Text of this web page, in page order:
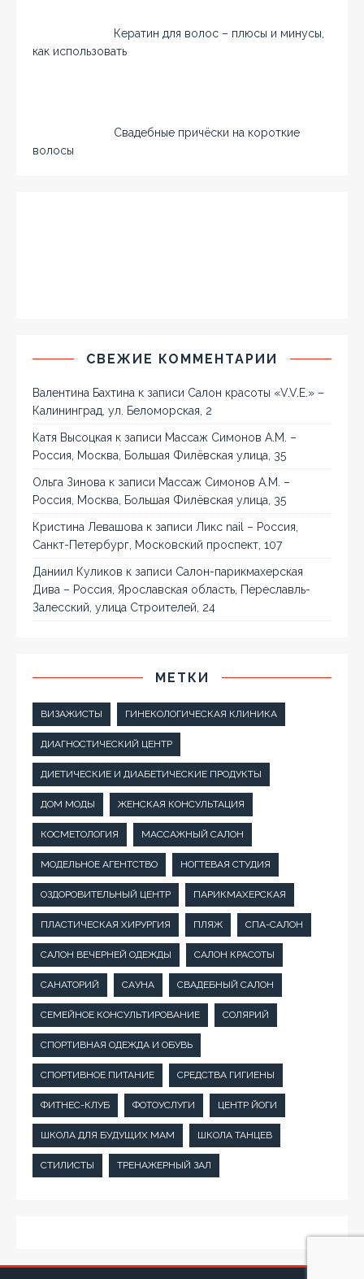
Кератин для волос – плюсы и минусы,
как использовать
Свадебные причёски на короткие
волосы
СВЕЖИЕ КОММЕНТАРИИ
Валентина Бахтина к записи Салон красоты «V.V.E.» –
Калининград, ул. Беломорская, 2
Катя Высоцкая к записи Массаж Симонов А.М. –
Россия, Москва, Большая Филёвская улица, 35
Ольга Зинова к записи Массаж Симонов А.М. –
Россия, Москва, Большая Филёвская улица, 35
Кристина Левашова к записи Ликс nail – Россия,
Санкт-Петербург, Московский проспект, 107
Даниил Куликов к записи Салон-парикмахерская
Дива – Россия, Ярославская область, Переславль-
Залесский, улица Строителей, 24
МЕТКИ
ВИЗАЖИСТЫ ГИНЕКОЛОГИЧЕСКАЯ КЛИНИКА
ДИАГНОСТИЧЕСКИЙ ЦЕНТР
ДИЕТИЧЕСКИЕ И ДИАБЕТИЧЕСКИЕ ПРОДУКТЫ
ДОМ МОДЫ ЖЕНСКАЯ КОНСУЛЬТАЦИЯ
КОСМЕТОЛОГИЯ МАССАЖНЫЙ САЛОН
МОДЕЛЬНОЕ АГЕНТСТВО НОГТЕВАЯ СТУДИЯ
ОЗДОРОВИТЕЛЬНЫЙ ЦЕНТР ПАРИКМАХЕРСКАЯ
ПЛАСТИЧЕСКАЯ ХИРУРГИЯ ПЛЯЖ СПА-САЛОН
САЛОН ВЕЧЕРНЕЙ ОДЕЖДЫ САЛОН КРАСОТЫ
САНАТОРИЙ САУНА СВАДЕБНЫЙ САЛОН
СЕМЕЙНОЕ КОНСУЛЬТИРОВАНИЕ СОЛЯРИЙ
СПОРТИВНАЯ ОДЕЖДА И ОБУВЬ
СПОРТИВНОЕ ПИТАНИЕ СРЕДСТВА ГИГИЕНЫ
ФИТНЕС-КЛУБ ФОТОУСЛУГИ ЦЕНТР ЙОГИ
ШКОЛА ДЛЯ БУДУЩИХ МАМ ШКОЛА ТАНЦЕВ
СТИЛИСТЫ ТРЕНАЖЕРНЫЙ ЗАЛ